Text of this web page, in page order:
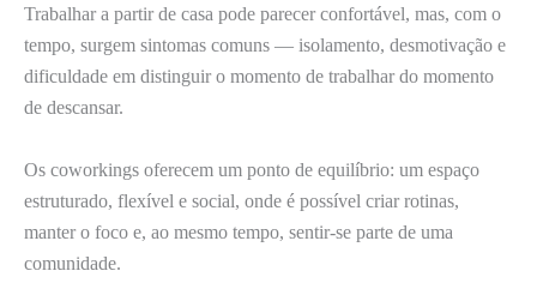
Trabalhar a partir de casa pode parecer confortável, mas, com o
tempo, surgem sintomas comuns — isolamento, desmotivação e
dificuldade em distinguir o momento de trabalhar do momento
de descansar.
Os coworkings oferecem um ponto de equilíbrio: um espaço
estruturado, flexível e social, onde é possível criar rotinas,
manter o foco e, ao mesmo tempo, sentir-se parte de uma
comunidade.